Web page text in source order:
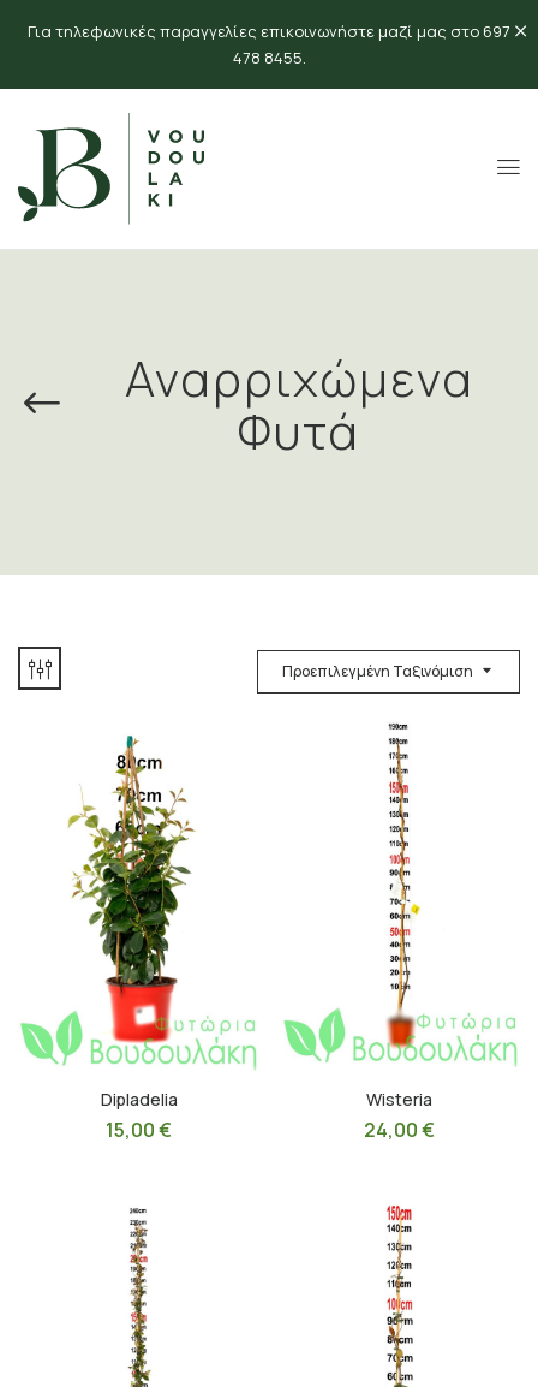
Για τηλεφωνικές παραγγελίες επικοινωνήστε μαζί μας στο 697
478 8455.
Αναρριχώμενα
Φυτά
Προεπιλεγμένη Ταξινόμιση
Dipladelia
15,00€
Wisteria
24,00€